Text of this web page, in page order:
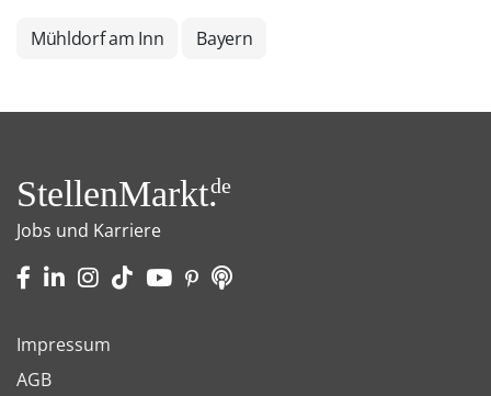
Mühldorf am Inn Bayern
StellenMarkt.de
Jobs und Karriere
Impressum
AGB